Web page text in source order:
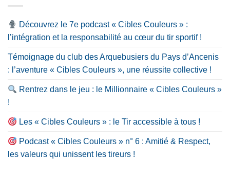
Découvrez le 7e podcast « Cibles Couleurs » :
l’intégration et la responsabilité au cœur du tir sportif !
Témoignage du club des Arquebusiers du Pays d’Ancenis
: l’aventure « Cibles Couleurs », une réussite collective !
Rentrez dans le jeu : le Millionnaire « Cibles Couleurs »
!
Les « Cibles Couleurs » : le Tir accessible à tous !
Podcast « Cibles Couleurs » n° 6 : Amitié & Respect,
les valeurs qui unissent les tireurs !